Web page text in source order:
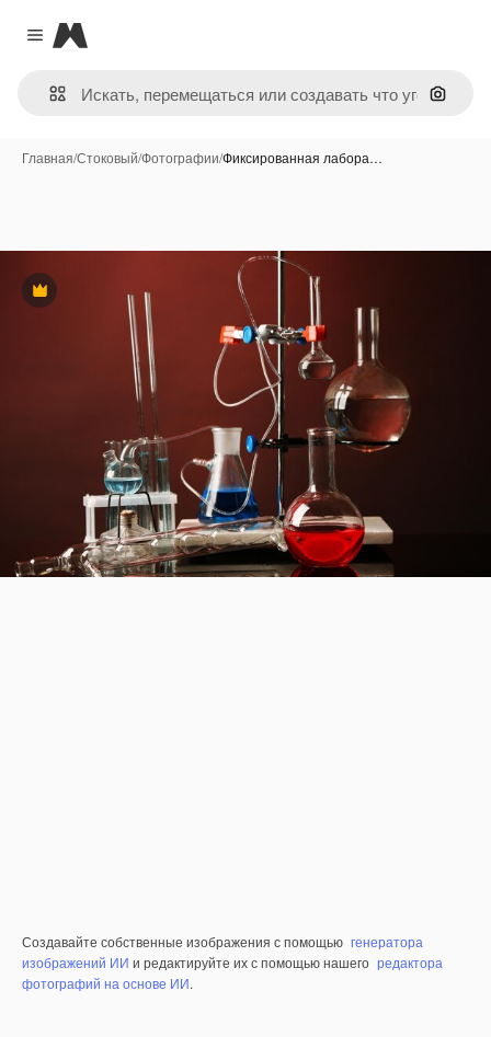
Close menu
Magnific
Поиск
Главная/Стоковый/Фотографии/Фиксированная лабора…
Премиум
Создавайте собственные изображения с помощью генератора
изображений ИИ и редактируйте их с помощью нашего редактора
фотографий на основе ИИ.